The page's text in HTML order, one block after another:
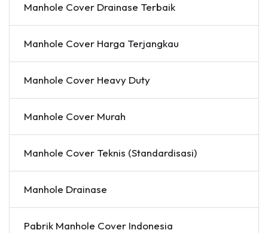
Manhole Cover Drainase Terbaik
Manhole Cover Harga Terjangkau
Manhole Cover Heavy Duty
Manhole Cover Murah
Manhole Cover Teknis (Standardisasi)
Manhole Drainase
Pabrik Manhole Cover Indonesia